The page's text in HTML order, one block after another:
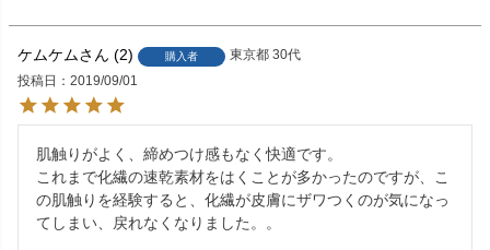
ケムケム 2 購入者 東京都 30代
投稿日
2019/09/01
肌触りがよく、締めつけ感もなく快適です。
これまで化繊の速乾素材をはくことが多かったのですが、こ
の肌触りを経験すると、化繊が皮膚にザワつくのが気になっ